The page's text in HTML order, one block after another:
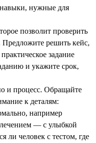
навыки, нужные для
позволит проверить
Предложите решить кейс,
задание
и укажите срок,
и процесс. Обращайте
к деталям:
например
— с улыбкой
ли человек с тестом, где